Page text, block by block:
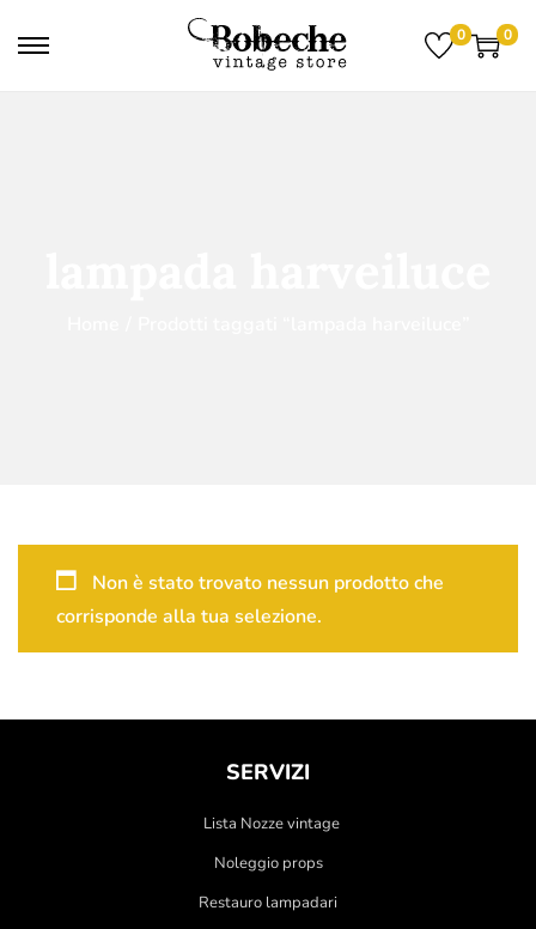
0 0
Non è stato trovato nessun prodotto che
corrisponde alla tua selezione.
SERVIZI
Lista Nozze vintage
Noleggio props
Restauro lampadari